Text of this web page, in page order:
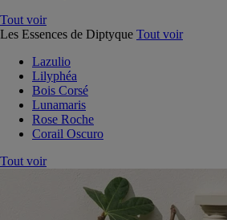
Tout voir
Les Essences de Diptyque Tout voir
Lazulio
Lilyphéa
Bois Corsé
Lunamaris
Rose Roche
Corail Oscuro
Tout voir